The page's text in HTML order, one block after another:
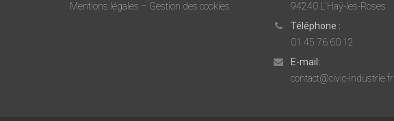
Mentions légales – Gestion des cookies
94240 L'Haÿ-les-Roses
Téléphone :
01 45 76 60 12
E-mail:
contact@civic-industrie.fr